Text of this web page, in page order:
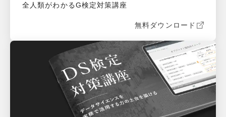
全人類がわかるG検定対策講座
無料ダウンロード